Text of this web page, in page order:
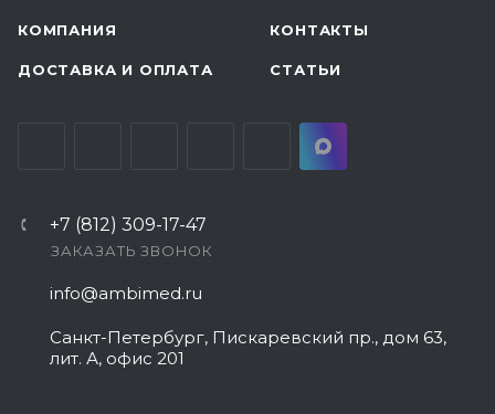
КОМПАНИЯ КОНТАКТЫ
ДОСТАВКА И ОПЛАТА СТАТЬИ
+7 (812) 309-17-47
ЗАКАЗАТЬ ЗВОНОК
info@ambimed.ru
Санкт-Петербург, Пискаревский пр., дом 63,
лит. А, офис 201